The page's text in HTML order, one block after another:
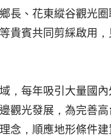
長、花東縱谷觀光
貴賓共同剪綵啟用
，每年吸引大量國內
觀光發展，為完善
念，順應地形條件